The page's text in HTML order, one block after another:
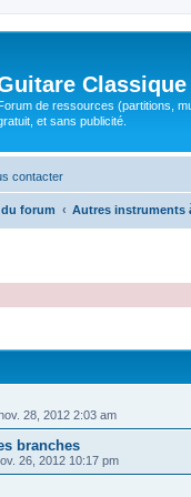
Classique
de ressources (partitions,
et sans publicité.
contacter
forum Autres instruments
28, 2012 2:03 am
branches
26, 2012 10:17 pm